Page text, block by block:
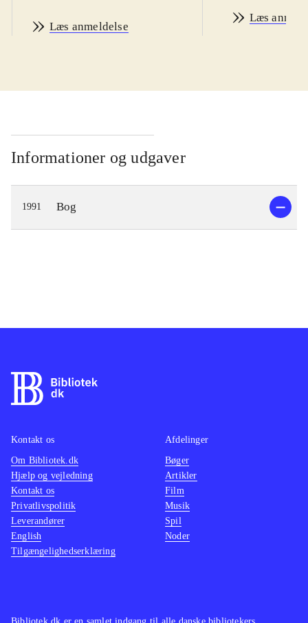
Læs anmeldelse
Læs
Informationer og udgaver
1991 Bog
Kontakt os
Om Bibliotek.dk
Hjælp og vejledning
Kontakt os
Privatlivspolitik
Leverandører
English
Tilgængelighedserklæring
Afdelinger
Bøger
Artikler
Film
Musik
Spil
Noder